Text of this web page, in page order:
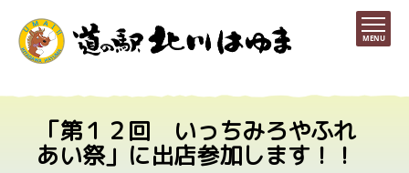
MENU
「第１２回 いっちみろやふれ
あい祭」に出店参加します！！